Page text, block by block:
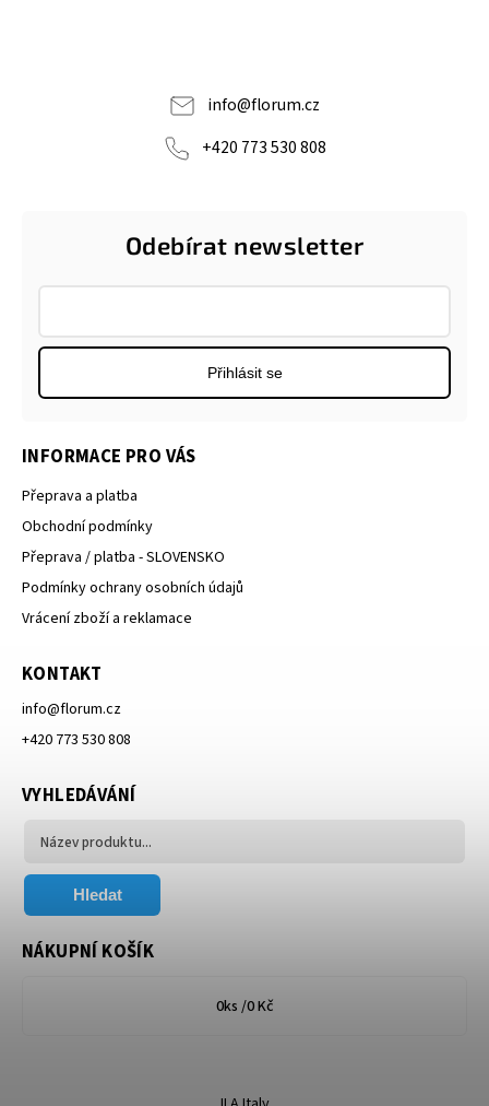
info@florum.cz
+420 773 530 808
Odebírat newsletter
Přihlásit se
INFORMACE PRO VÁS
Přeprava a platba
Obchodní podmínky
Přeprava / platba - SLOVENSKO
Podmínky ochrany osobních údajů
Vrácení zboží a reklamace
KONTAKT
info@florum.cz
+420 773 530 808
VYHLEDÁVÁNÍ
Hledat
NÁKUPNÍ KOŠÍK
0ks /0 Kč